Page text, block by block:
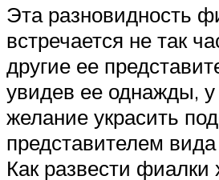
Эта разновидность
встречается не так
другие ее
увидев ее однажды, у
желание украсить
представителем
Как развести